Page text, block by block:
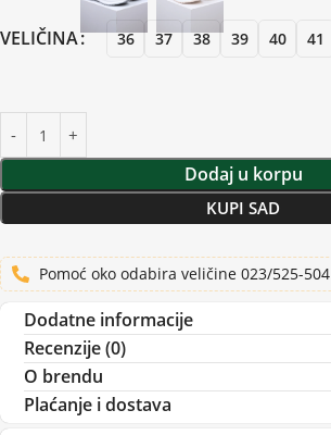
VELIČINA 36 37 38 39 40 41
Dodaj u korpu
KUPI SAD
Pomoć oko odabira veličine 023/525-504
Dodatne informacije
Recenzije (0)
O brendu
Plaćanje i dostava